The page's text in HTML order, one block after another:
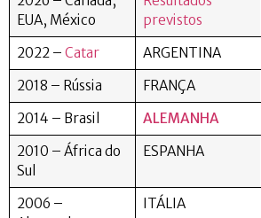
EUA, México
previstos
2022 – Catar ARGENTINA
2018 – Rússia
FRANÇA
2014 – Brasil
ALEMANHA
2010 – África do
Sul
ESPANHA
2006 –
ITÁLIA